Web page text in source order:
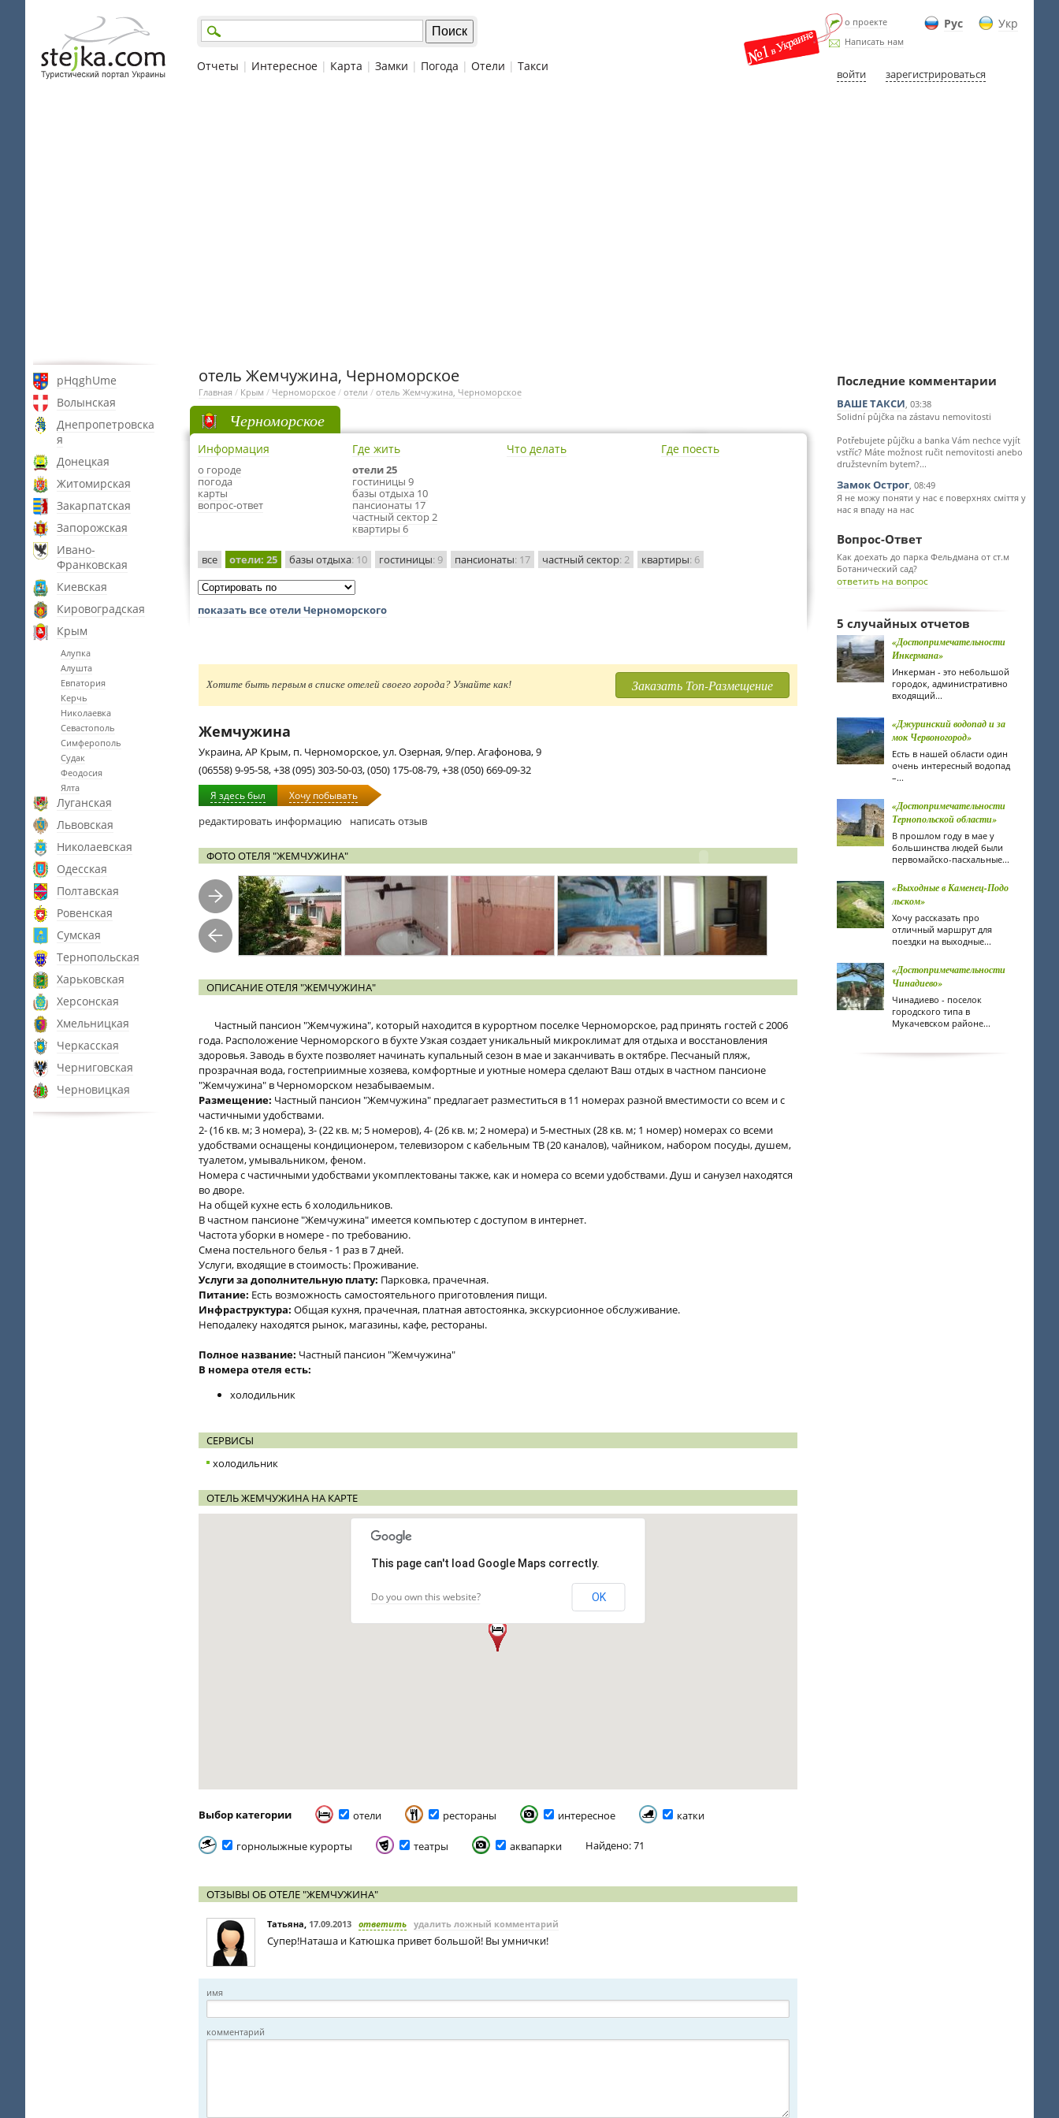
Рус Укр
о проекте
Написать нам
войти зарегистрироваться
Отчеты | Интересное | Карта | Замки | Погода | Отели | Такси
pHqghUme
Волынская
Днепропетровска
я
Донецкая
Житомирская
Закарпатская
Запорожская
Ивано-
Франковская
Киевская
Кировоградская
Крым
Алупка
Алушта
Евпатория
Керчь
Николаевка
Севастополь
Симферополь
Судак
Феодосия
Ялта
Луганская
Львовская
Николаевская
Одесская
Полтавская
Ровенская
Сумская
Тернопольская
Харьковская
Херсонская
Хмельницкая
Черкасская
Черниговская
Черновицкая
отель Жемчужина, Черноморское
Главная / Крым / Черноморское / отели / отель Жемчужина, Черноморское
Черноморское
Информация
о городе
погода
карты
вопрос-ответ
Где жить
отели 25
гостиницы 9
базы отдыха 10
пансионаты 17
частный сектор 2
квартиры 6
Что делать Где поесть
все отели: 25 базы отдыха: 10 гостиницы: 9 пансионаты: 17 частный сектор: 2 квартиры: 6
показать все отели Черноморского
Хотите быть первым в списке отелей своего города? Узнайте как! Заказать Топ-Размещение
Жемчужина
Украина, АР Крым, п. Черноморское, ул. Озерная, 9/пер. Агафонова, 9
(06558) 9-95-58, +38 (095) 303-50-03, (050) 175-08-79, +38 (050) 669-09-32
Я здесь был Хочу побывать
редактировать информацию написать отзыв
ФОТО ОТЕЛЯ "ЖЕМЧУЖИНА"
ОПИСАНИЕ ОТЕЛЯ "ЖЕМЧУЖИНА"
Частный пансион "Жемчужина", который находится в курортном поселке Черноморское, рад принять гостей с 2006
года. Расположение Черноморского в бухте Узкая создает уникальный микроклимат для отдыха и восстановления
здоровья. Заводь в бухте позволяет начинать купальный сезон в мае и заканчивать в октябре. Песчаный пляж,
прозрачная вода, гостеприимные хозяева, комфортные и уютные номера сделают Ваш отдых в частном пансионе
"Жемчужина" в Черноморском незабываемым.
Размещение: Частный пансион "Жемчужина" предлагает разместиться в 11 номерах разной вместимости со всем и с
частичными удобствами.
2- (16 кв. м; 3 номера), 3- (22 кв. м; 5 номеров), 4- (26 кв. м; 2 номера) и 5-местных (28 кв. м; 1 номер) номерах со всеми
удобствами оснащены кондиционером, телевизором с кабельным ТВ (20 каналов), чайником, набором посуды, душем,
туалетом, умывальником, феном.
Номера с частичными удобствами укомплектованы также, как и номера со всеми удобствами. Душ и санузел находятся
во дворе.
На общей кухне есть 6 холодильников.
В частном пансионе "Жемчужина" имеется компьютер с доступом в интернет.
Частота уборки в номере - по требованию.
Смена постельного белья - 1 раз в 7 дней.
Услуги, входящие в стоимость: Проживание.
Услуги за дополнительную плату: Парковка, прачечная.
Питание: Есть возможность самостоятельного приготовления пищи.
Инфраструктура: Общая кухня, прачечная, платная автостоянка, экскурсионное обслуживание.
Неподалеку находятся рынок, магазины, кафе, рестораны.
Полное название: Частный пансион "Жемчужина"
В номера отеля есть:
холодильник
СЕРВИСЫ
холодильник
ОТЕЛЬ ЖЕМЧУЖИНА НА КАРТЕ
This page can't load Google Maps correctly.
Do you own this website? OK
Выбор категории отели рестораны интересное катки
горнолыжные курорты театры аквапарки Найдено: 71
ОТЗЫВЫ ОБ ОТЕЛЕ "ЖЕМЧУЖИНА"
Татьяна, 17.09.2013 ответить удалить ложный комментарий
Супер!Наташа и Катюшка привет большой! Вы умнички!
имя
комментарий
Последние комментарии
ВАШЕ ТАКСИ, 03:38
Solidní půjčka na zástavu nemovitosti
Potřebujete půjčku a banka Vám nechce vyjít
vstříc? Máte možnost ručit nemovitosti anebo
družstevním bytem?...
Замок Острог, 08:49
Я не можу поняти у нас є поверхнях сміття у
нас я впаду на нас
Вопрос-Ответ
Как доехать до парка Фельдмана от ст.м
Ботанический сад?
ответить на вопрос
5 случайных отчетов
«Достопримечательности
Инкермана»
Инкерман - это небольшой
городок, административно
входящий...
«Джуринский водопад и за
мок Червоногород»
Есть в нашей области один
очень интересный водопад
–...
«Достопримечательности
Тернопольской области»
В прошлом году в мае у
большинства людей были
первомайско-пасхальные...
«Выходные в Каменец-Подо
льском»
Хочу рассказать про
отличный маршрут для
поездки на выходные...
«Достопримечательности
Чинадиево»
Чинадиево - поселок
городского типа в
Мукачевском районе...